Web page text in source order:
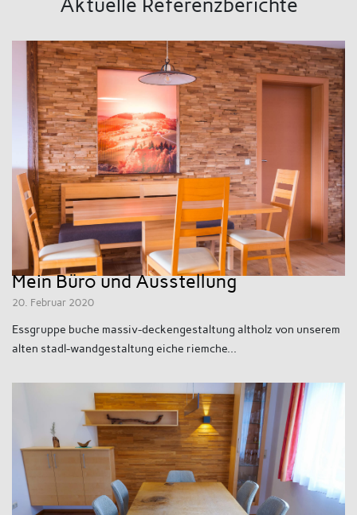
Aktuelle Referenzberichte
Mein Büro und Ausstellung
20. Februar 2020
Essgruppe buche massiv-deckengestaltung altholz von unserem
alten stadl-wandgestaltung eiche riemche...